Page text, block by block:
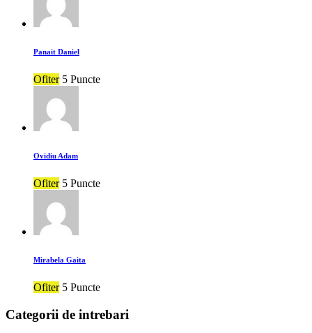
Panait Daniel
Ofiter 5 Puncte
Ovidiu Adam
Ofiter 5 Puncte
Mirabela Gaita
Ofiter 5 Puncte
Categorii de intrebari